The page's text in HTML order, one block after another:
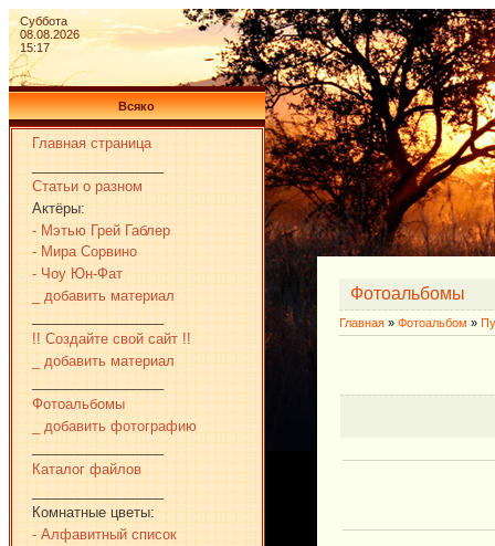
Суббота
08.08.2026
15:17
Всяко
Главная страница
Статьи о разном
Актёры:
- Мэтью Грей Габлер
- Мира Сорвино
- Чоу Юн-Фат
_ добавить материал
!! Создайте свой сайт !!
_ добавить материал
Фотоальбомы
_ добавить фотографию
Каталог файлов
Комнатные цветы:
- Алфавитный список
Фотоальбомы
Главная » Фотоальбом »